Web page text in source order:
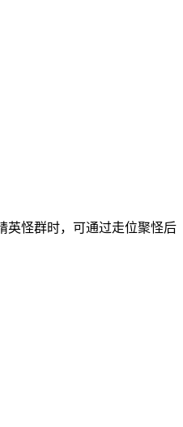
英怪群时，可通过走位聚怪后